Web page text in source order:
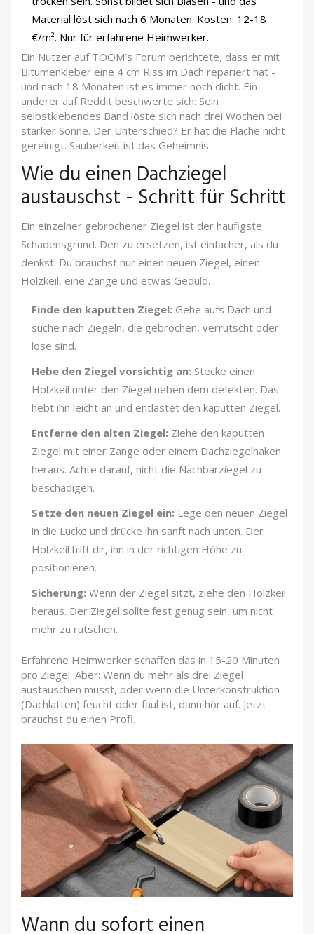
Material löst sich nach 6 Monaten. Kosten: 12-18
€/m². Nur für erfahrene Heimwerker.
Ein Nutzer auf TOOM’s Forum berichtete, dass er mit
Bitumenkleber eine 4 cm Riss im Dach repariert hat -
und nach 18 Monaten ist es immer noch dicht. Ein
anderer auf Reddit beschwerte sich: Sein
selbstklebendes Band löste sich nach drei Wochen bei
starker Sonne. Der Unterschied? Er hat die Fläche nicht
gereinigt. Sauberkeit ist das Geheimnis.
Wie du einen Dachziegel
austauschst - Schritt für Schritt
Ein einzelner gebrochener Ziegel ist der häufigste
Schadensgrund. Den zu ersetzen, ist einfacher, als du
denkst. Du brauchst nur einen neuen Ziegel, einen
Holzkeil, eine Zange und etwas Geduld.
Finde den kaputten Ziegel: Gehe aufs Dach und
suche nach Ziegeln, die gebrochen, verrutscht oder
lose sind.
Hebe den Ziegel vorsichtig an: Stecke einen
Holzkeil unter den Ziegel neben dem defekten. Das
hebt ihn leicht an und entlastet den kaputten Ziegel.
Entferne den alten Ziegel: Ziehe den kaputten
Ziegel mit einer Zange oder einem Dachziegelhaken
heraus. Achte darauf, nicht die Nachbarziegel zu
beschädigen.
Setze den neuen Ziegel ein: Lege den neuen Ziegel
in die Lücke und drücke ihn sanft nach unten. Der
Holzkeil hilft dir, ihn in der richtigen Höhe zu
positionieren.
Sicherung: Wenn der Ziegel sitzt, ziehe den Holzkeil
heraus. Der Ziegel sollte fest genug sein, um nicht
mehr zu rutschen.
Erfahrene Heimwerker schaffen das in 15-20 Minuten
pro Ziegel. Aber: Wenn du mehr als drei Ziegel
austauschen musst, oder wenn die Unterkonstruktion
(Dachlatten) feucht oder faul ist, dann hör auf. Jetzt
brauchst du einen Profi.
Wann du sofort einen